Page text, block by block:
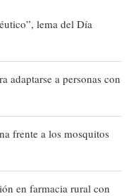
lema del Día
adaptarse a personas con
frente a los mosquitos
en farmacia rural con